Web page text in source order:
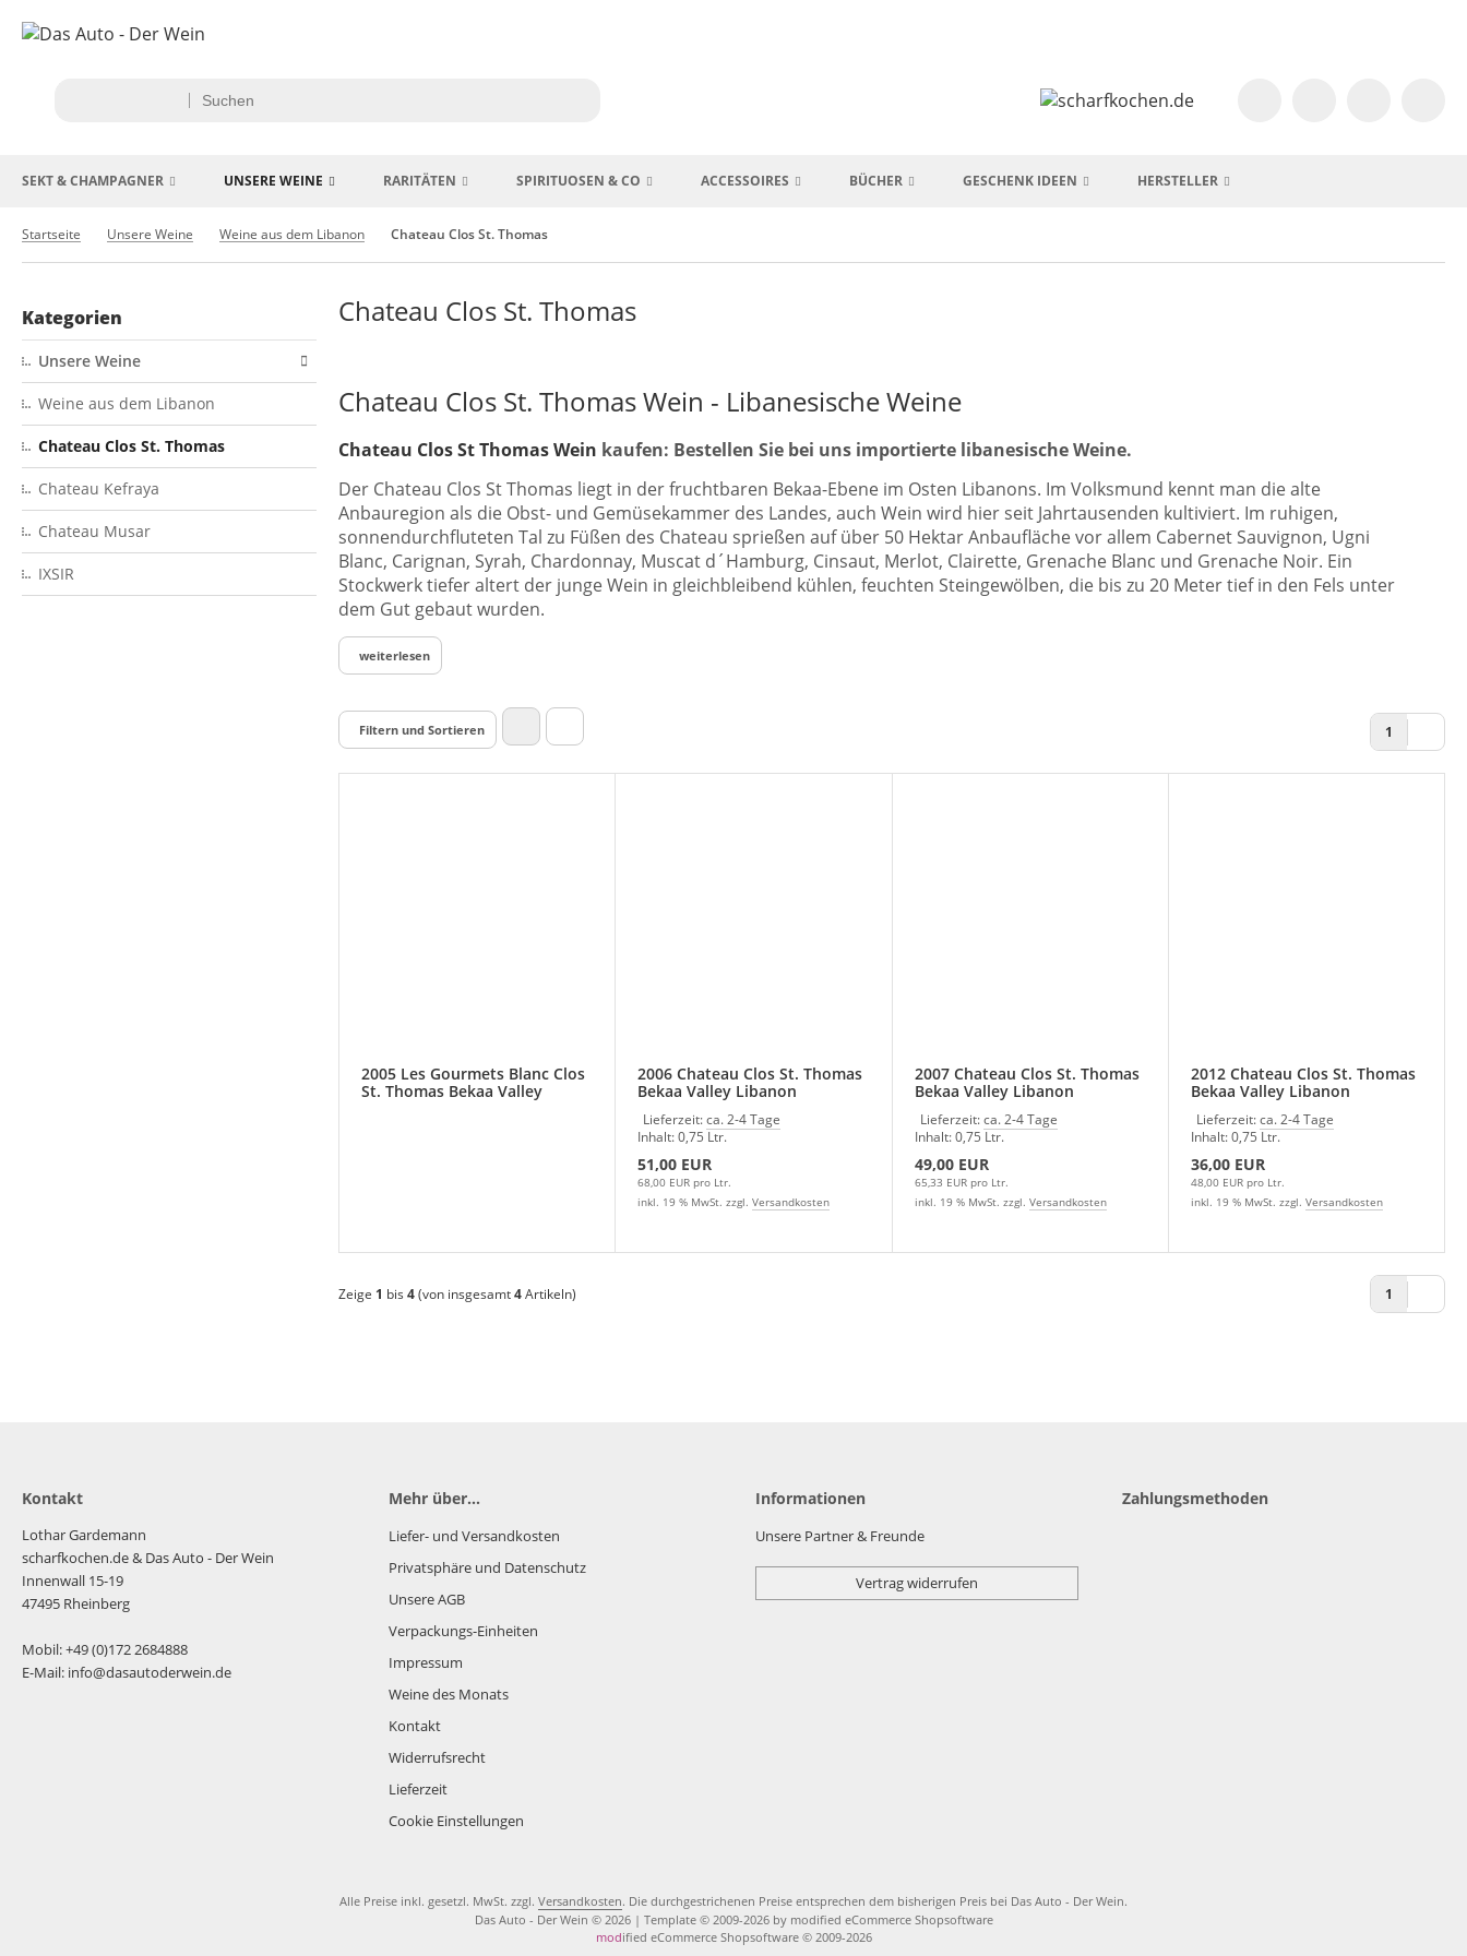
SEKT & CHAMPAGNER UNSERE WEINE RARITÄTEN SPIRITUOSEN & CO ACCESSOIRES BÜCHER GESCHENK IDEEN HERSTELLER
Startseite Unsere Weine Weine aus dem Libanon Chateau Clos St. Thomas
Kategorien
Unsere Weine
Weine aus dem Libanon
Chateau Clos St. Thomas
Chateau Kefraya
Chateau Musar
IXSIR
Chateau Clos St. Thomas
Chateau Clos St. Thomas Wein - Libanesische Weine
Chateau Clos St Thomas Wein kaufen: Bestellen Sie bei uns importierte libanesische Weine.
Der Chateau Clos St Thomas liegt in der fruchtbaren Bekaa-Ebene im Osten Libanons. Im Volksmund kennt man die alte
Anbauregion als die Obst- und Gemüsekammer des Landes, auch Wein wird hier seit Jahrtausenden kultiviert. Im ruhigen,
sonnendurchfluteten Tal zu Füßen des Chateau sprießen auf über 50 Hektar Anbaufläche vor allem Cabernet Sauvignon, Ugni
Blanc, Carignan, Syrah, Chardonnay, Muscat d´Hamburg, Cinsaut, Merlot, Clairette, Grenache Blanc und Grenache Noir. Ein
Stockwerk tiefer altert der junge Wein in gleichbleibend kühlen, feuchten Steingewölben, die bis zu 20 Meter tief in den Fels unter
dem Gut gebaut wurden.
weiterlesen
Filtern und Sortieren 1
2005 Les Gourmets Blanc Clos
St. Thomas Bekaa Valley
2006 Chateau Clos St. Thomas
Bekaa Valley Libanon
Lieferzeit:ca. 2-4 Tage
Inhalt: 0,75 Ltr.
51,00 EUR
68,00 EUR pro Ltr.
inkl. 19 % MwSt. zzgl.Versandkosten
2007 Chateau Clos St. Thomas
Bekaa Valley Libanon
Lieferzeit:ca. 2-4 Tage
Inhalt: 0,75 Ltr.
49,00 EUR
65,33 EUR pro Ltr.
inkl. 19 % MwSt. zzgl. Versandkosten
2012 Chateau Clos St. Thomas
Bekaa Valley Libanon
Lieferzeit:ca. 2-4 Tage
Inhalt: 0,75 Ltr.
36,00 EUR
48,00 EUR pro Ltr.
inkl. 19 % MwSt. zzgl. Versandkosten
Zeige 1 bis 4(von insgesamt4Artikeln) 1
Kontakt
Lothar Gardemann
scharfkochen.de& Das Auto - Der Wein
Innenwall 15-19
47495 Rheinberg
Mobil: +49 (0)172 2684888
E-Mail: info@dasautoderwein.de
Mehr über...
Liefer- und Versandkosten
Privatsphäre und Datenschutz
Unsere AGB
Verpackungs-Einheiten
Impressum
Weine des Monats
Kontakt
Widerrufsrecht
Lieferzeit
Cookie Einstellungen
Informationen
Unsere Partner & Freunde
Vertrag widerrufen
Zahlungsmethoden
Alle Preise inkl. gesetzl. MwSt. zzgl. Versandkosten. Die durchgestrichenen Preise entsprechen dem bisherigen Preis bei Das Auto - Der Wein.
Das Auto - Der Wein © 2026 | Template © 2009-2026 by modified eCommerce Shopsoftware
modified eCommerce Shopsoftware © 2009-2026